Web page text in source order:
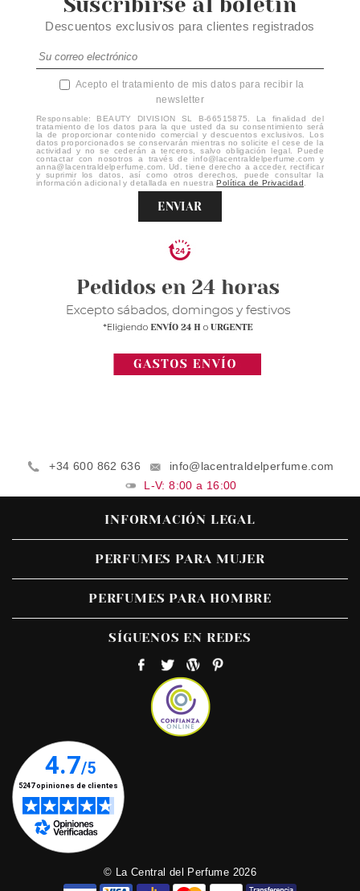
Suscribirse al boletín
Descuentos exclusivos para clientes registrados
Acepto el tratamiento de mis datos para recibir la
newsletter
Responsable: BEAUTY DIVISION SL B-66515875. La finalidad del
tratamiento de los datos para la que usted da su consentimiento será
la de proporcionar contenido comercial y descuentos exclusivos. Los
datos proporcionados se conservarán mientras no solicite el cese de la
actividad y no se cederán a terceros, salvo obligación legal. Puede
contactar con nosotros a través de info@lacentraldelperfume.com y
anna@lacentraldelperfume.com. Ud. tiene derecho a acceder, rectificar
y suprimir los datos, así como otros derechos, puede consultar la
información adicional y detallada en nuestraPolítica de Privacidad
ENVIAR
+34 600 862 636
info@lacentraldelperfume.com
L-V: 8:00 a 16:00
INFORMACIÓN LEGAL
PERFUMES PARA MUJER
PERFUMES PARA HOMBRE
SÍGUENOS EN REDES
© La Central del Perfume 2026